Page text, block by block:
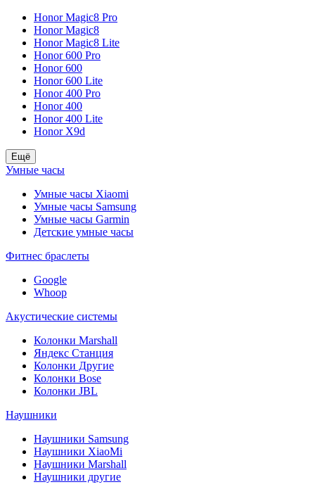
Honor Magic8 Pro
Honor Magic8
Honor Magic8 Lite
Honor 600 Pro
Honor 600
Honor 600 Lite
Honor 400 Pro
Honor 400
Honor 400 Lite
Honor X9d
Ещё
Умные часы
Умные часы Xiaomi
Умные часы Samsung
Умные часы Garmin
Детские умные часы
Фитнес браслеты
Google
Whoop
Акустические системы
Колонки Marshall
Яндекс Станция
Колонки Другие
Колонки Bose
Колонки JBL
Наушники
Наушники Samsung
Наушники XiaoMi
Наушники Marshall
Наушники другие